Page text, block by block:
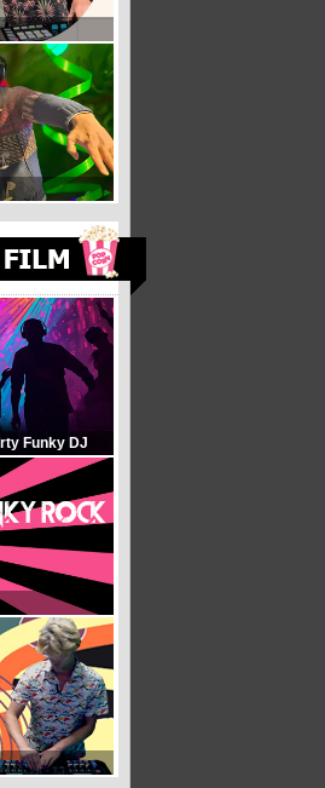
Funky DJ